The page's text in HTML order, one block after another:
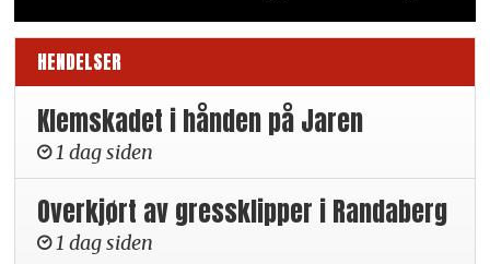
HENDELSER
Klemskadet i hånden på Jaren
1 dag siden
Overkjørt av gressklipper i Randaberg
1 dag siden